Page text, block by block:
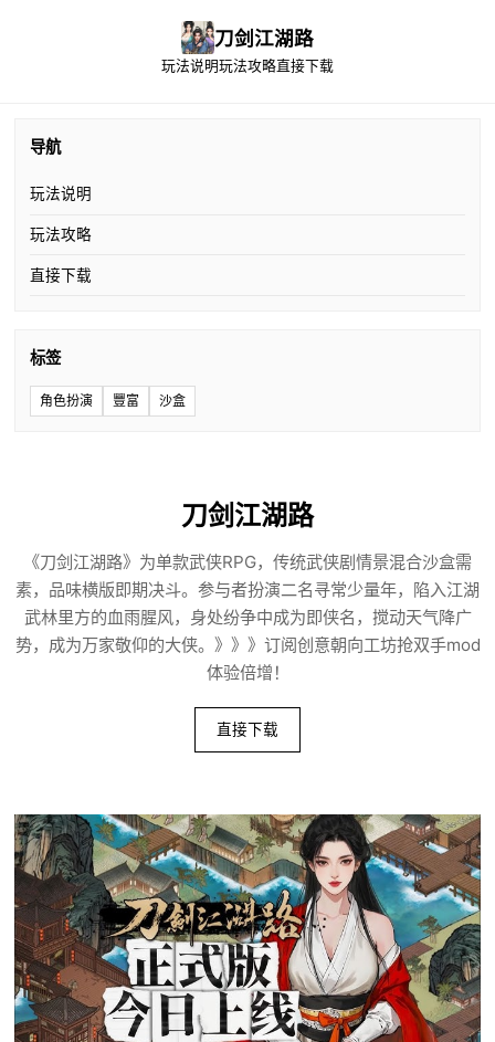
刀剑江湖路
玩法说明玩法攻略直接下载
导航
玩法说明
玩法攻略
直接下载
标签
角色扮演 豐富 沙盒
刀剑江湖路
《刀剑江湖路》为单款武侠RPG，传统武侠剧情景混合沙盒需
素，品味横版即期决斗。参与者扮演二名寻常少量年，陷入江湖
武林里方的血雨腥风，身处纷争中成为即侠名，搅动天气降广
势，成为万家敬仰的大侠。》》》订阅创意朝向工坊抢双手mod
体验倍增！
直接下载